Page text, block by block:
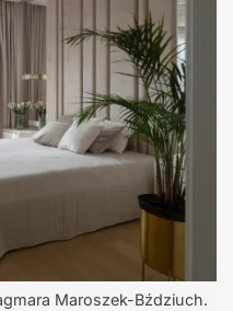
Maroszek-Bździuch.